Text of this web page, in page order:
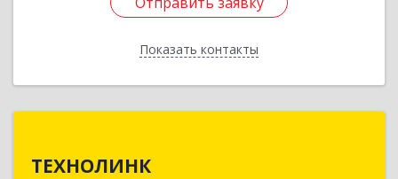
Показать контакты
Назад
ТЕХНОЛИНК